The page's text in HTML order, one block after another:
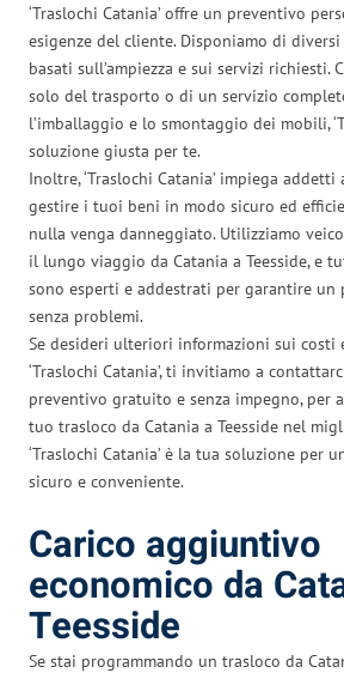
‘Traslochi Catania’ offre un preventivo
esigenze del cliente. Disponiamo di
basati sull’ampiezza e sui servizi richiesti.
solo del trasporto o di un servizio
l’imballaggio e lo smontaggio dei mobili,
soluzione giusta per te.
Inoltre, ‘Traslochi Catania’ impiega
gestire i tuoi beni in modo sicuro ed
nulla venga danneggiato. Utilizziamo
il lungo viaggio da Catania a Teesside, e
sono esperti e addestrati per garantire un
senza problemi.
Se desideri ulteriori informazioni sui costi
‘Traslochi Catania’, ti invitiamo a
preventivo gratuito e senza impegno, per
tuo trasloco da Catania a Teesside nel
‘Traslochi Catania’ è la tua soluzione per
sicuro e conveniente.
Carico aggiuntivo
economico da
Teesside
Se stai programmando un trasloco da